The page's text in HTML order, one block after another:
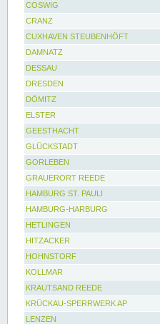
COSWIG
CRANZ
CUXHAVEN STEUBENHÖFT
DAMNATZ
DESSAU
DRESDEN
DÖMITZ
ELSTER
GEESTHACHT
GLÜCKSTADT
GORLEBEN
GRAUERORT REEDE
HAMBURG ST. PAULI
HAMBURG-HARBURG
HETLINGEN
HITZACKER
HOHNSTORF
KOLLMAR
KRAUTSAND REEDE
KRÜCKAU-SPERRWERK AP
LENZEN